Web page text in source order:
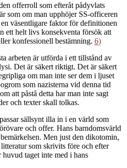
offerroll som efteråt pådyvlats
som om man upphöjer SS-officeren
väsentligare faktor för definitionen
ett helt livs konsekventa försök att
konfessionell bestämning. 6)
arbeten är utförda i ett tillstånd av
Det är säkert riktigt. Det är säkert
om man inte ser dem i ljuset
som nazisterna vid denna tid
att påstå detta har man inte sagt
och texter skall tolkas.
sällsynt illa in i en värld som
och offer. Hans barndomsvärld
Men just den dikotomin,
som skrivits före och efter
taget inte med i hans